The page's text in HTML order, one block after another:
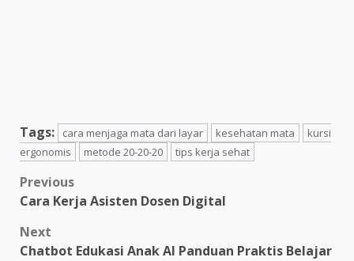
Tags: cara menjaga mata dari layar kesehatan mata
kursi
ergonomis
metode 20-20-20 tips kerja sehat
Post
navigation
Previous
Cara Kerja Asisten Dosen Digital
Next
Chatbot Edukasi Anak AI Panduan Praktis Belajar